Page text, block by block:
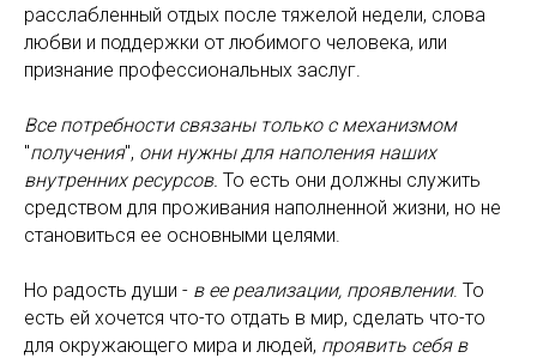
расслабленный отдых после тяжелой недели, слова
любви и поддержки от любимого человека, или
признание профессиональных заслуг.
Все потребности связаны только с механизмом
"получения", они нужны для наполения наших
внутренних ресурсов. То есть они должны служить
средством для проживания наполненной жизни, но не
становиться ее основными целями.
Но радость души - в ее реализации, проявлении. То
есть ей хочется что-то отдать в мир, сделать что-то
для окружающего мира и людей, проявить себя в